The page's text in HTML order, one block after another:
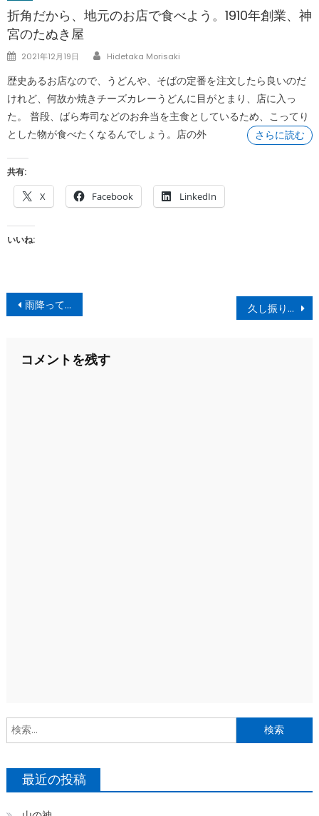
折角だから、地元のお店で食べよう。1910年創業、神
宮のたぬき屋
Posted
2021年12月19日 Author
Hidetaka Morisaki
歴史あるお店なので、うどんや、そばの定番を注文したら良いのだ
けれど、何故か焼きチーズカレーうどんに目がとまり、店に入っ
た。 普段、ばら寿司などのお弁当を主食としているため、こってり
とした物が食べたくなるんでしょう。店の外
さらに読む
共有:
X Facebook LinkedIn
いいね:
投
稿
ビ
雨降って地固まる、佐渡島との思い出は、 久し振りに、外で昼食を頂く
コメントを残す
最近の投稿